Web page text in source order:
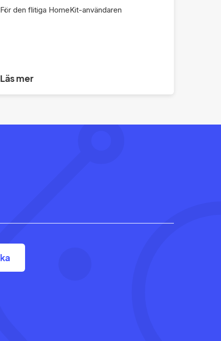
För den flitiga HomeKit-användaren
Läs mer